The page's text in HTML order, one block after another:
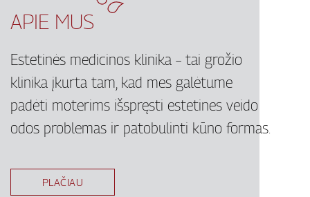
APIE MUS
Estetinės medicinos klinika – tai grožio
klinika įkurta tam, kad mes galėtume
padėti moterims išspręsti estetines veido
odos problemas ir patobulinti kūno formas.
PLAČIAU